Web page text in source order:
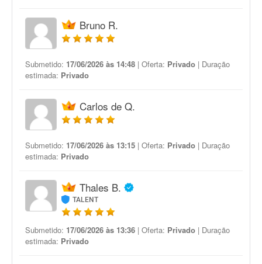
Bruno R.
Submetido: 17/06/2026 às 14:48 | Oferta: Privado | Duração
estimada: Privado
Carlos de Q.
Submetido: 17/06/2026 às 13:15 | Oferta: Privado | Duração
estimada: Privado
Thales B.
TALENT
Submetido: 17/06/2026 às 13:36 | Oferta: Privado | Duração
estimada: Privado